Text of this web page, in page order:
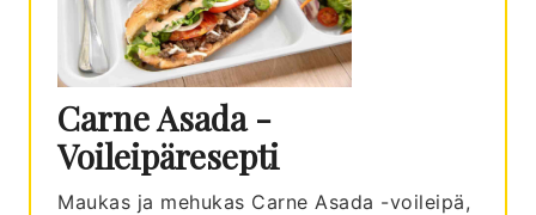
Carne Asada -
Voileipäresepti
Maukas ja mehukas Carne Asada -voileipä,